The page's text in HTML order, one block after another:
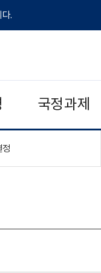
.
국정과제